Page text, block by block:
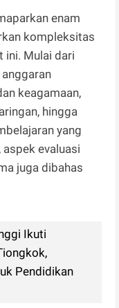
enam
kompleksitas
ini. Mulai dari
keagamaan,
hingga
yang
evaluasi
juga dibahas
Ikuti
Pendidikan